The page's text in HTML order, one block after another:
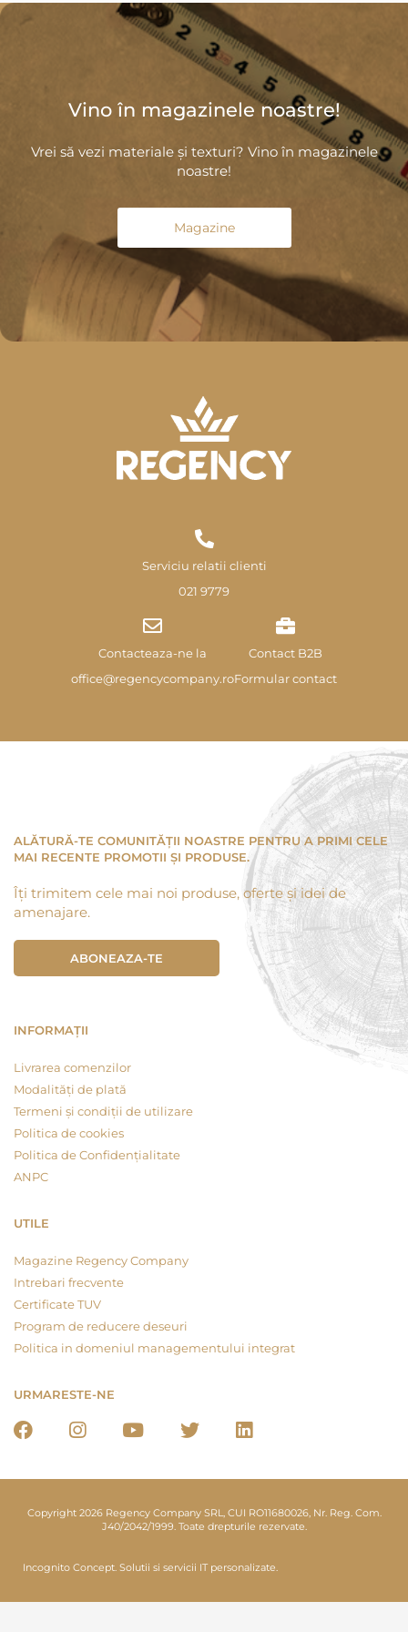
Vino în magazinele noastre!
Vrei să vezi materiale și texturi? Vino în magazinele
noastre!
Magazine
Serviciu relatii clienti
021 9779
Contacteaza-ne la
office@regencycompany.ro
Contact B2B
Formular contact
ALĂTURĂ-TE COMUNITĂȚII NOASTRE PENTRU A PRIMI CELE
MAI RECENTE PROMOTII ȘI PRODUSE.
Îți trimitem cele mai noi produse, oferte și idei de
amenajare.
ABONEAZA-TE
INFORMAȚII
Livrarea comenzilor
Modalități de plată
Termeni și condiții de utilizare
Politica de cookies
Politica de Confidențialitate
ANPC
UTILE
Magazine Regency Company
Intrebari frecvente
Certificate TUV
Program de reducere deseuri
Politica in domeniul managementului integrat
URMARESTE-NE
Copyright 2026 Regency Company SRL, CUI RO11680026, Nr. Reg. Com.
J40/2042/1999. Toate drepturile rezervate.
Incognito Concept. Solutii si servicii IT personalizate.